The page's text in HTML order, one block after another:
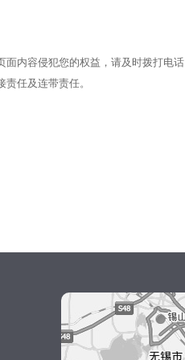
内容侵犯您的权益，请及时拨打电话
任及连带责任。